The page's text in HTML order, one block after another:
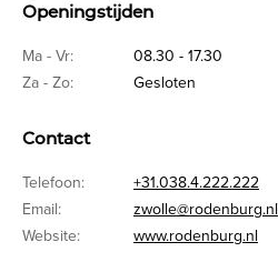
Openingstijden
Ma - Vr:
08.30 - 17.30
Za - Zo:
Gesloten
Contact
Telefoon:
+31.038.4.222.222
Email:
zwolle@rodenburg.nl
Website:
www.rodenburg.nl